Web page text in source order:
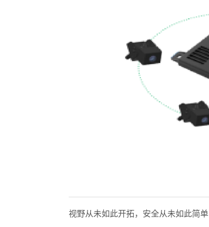
视野从未如此开拓，安全从未如此简单